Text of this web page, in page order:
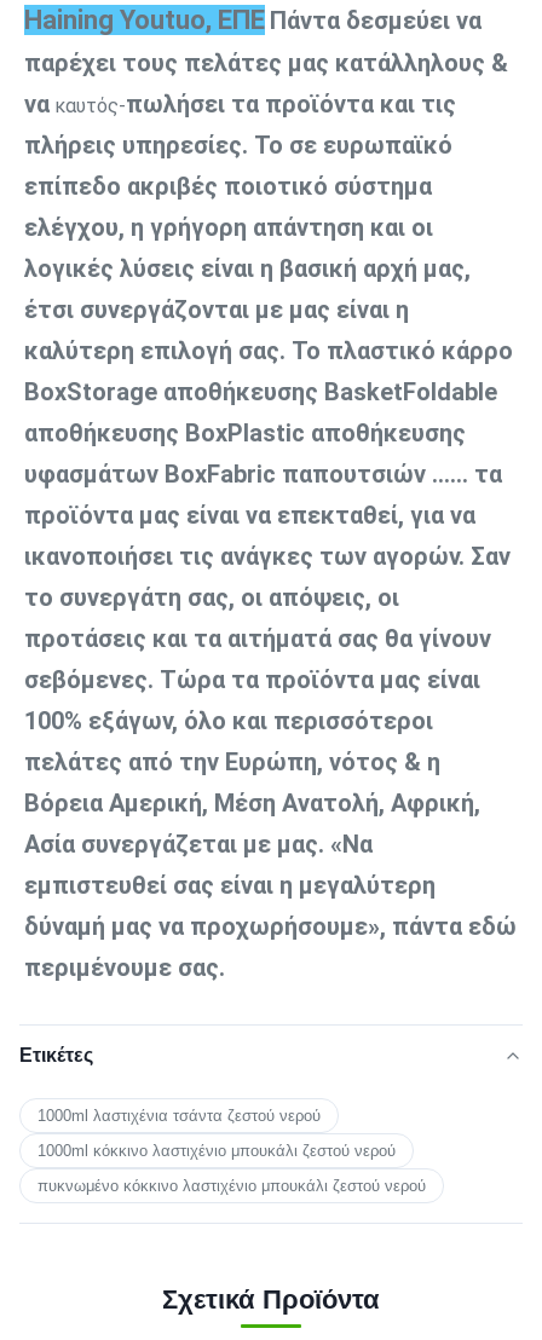
Haining Youtuo, ΕΠΕ Πάντα δεσμεύει να
παρέχει τους πελάτες μας κατάλληλους &
να καυτός-πωλήσει τα προϊόντα και τις
πλήρεις υπηρεσίες. Το σε ευρωπαϊκό
επίπεδο ακριβές ποιοτικό σύστημα
ελέγχου, η γρήγορη απάντηση και οι
λογικές λύσεις είναι η βασική αρχή μας,
έτσι συνεργάζονται με μας είναι η
καλύτερη επιλογή σας. Το πλαστικό κάρρο
BoxStorage αποθήκευσης BasketFoldable
αποθήκευσης BoxPlastic αποθήκευσης
υφασμάτων BoxFabric παπουτσιών ...... τα
προϊόντα μας είναι να επεκταθεί, για να
ικανοποιήσει τις ανάγκες των αγορών. Σαν
το συνεργάτη σας, οι απόψεις, οι
προτάσεις και τα αιτήματά σας θα γίνουν
σεβόμενες. Τώρα τα προϊόντα μας είναι
100% εξάγων, όλο και περισσότεροι
πελάτες από την Ευρώπη, νότος & η
Βόρεια Αμερική, Μέση Ανατολή, Αφρική,
Ασία συνεργάζεται με μας. «Να
εμπιστευθεί σας είναι η μεγαλύτερη
δύναμή μας να προχωρήσουμε», πάντα εδώ
περιμένουμε σας.
Ετικέτες
1000ml λαστιχένια τσάντα ζεστού νερού
1000ml κόκκινο λαστιχένιο μπουκάλι ζεστού νερού
πυκνωμένο κόκκινο λαστιχένιο μπουκάλι ζεστού νερού
Σχετικά Προϊόντα